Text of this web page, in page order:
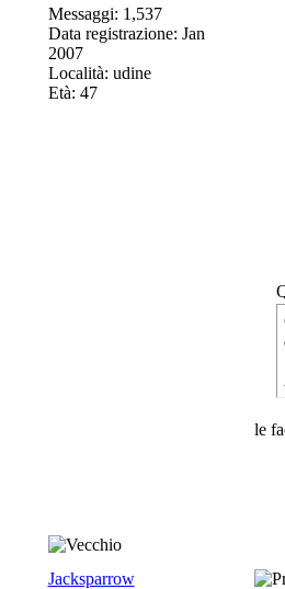
Messaggi: 1,537
Data registrazione: Jan
2007
Località: udine
Età: 47
le
Jacksparrow